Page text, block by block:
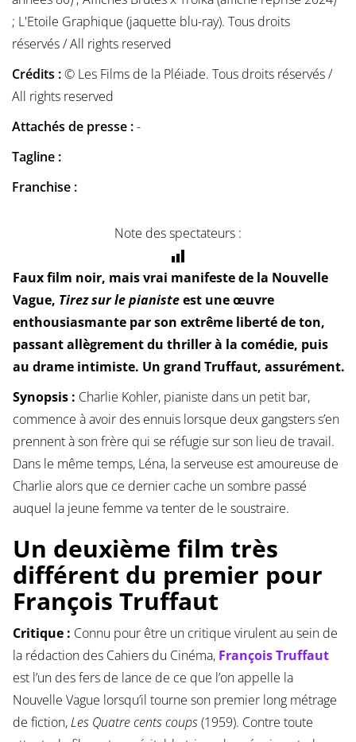
; L'Etoile Graphique (jaquette blu-ray). Tous droits
réservés / All rights reserved
Crédits :© Les Films de la Pléiade. Tous droits réservés /
All rights reserved
Attachés de presse :-
Tagline :
Franchise :
Note des spectateurs :
Faux film noir, mais vrai manifeste de la Nouvelle
Vague, Tirez sur le pianisteest une œuvre
enthousiasmante par son extrême liberté de ton,
passant allègrement du thriller à la comédie, puis
au drame intimiste. Un grand Truffaut, assurément.
Synopsis : Charlie Kohler, pianiste dans un petit bar,
commence à avoir des ennuis lorsque deux gangsters s’en
prennent à son frère qui se réfugie sur son lieu de travail.
Dans le même temps, Léna, la serveuse est amoureuse de
Charlie alors que ce dernier cache un sombre passé
auquel la jeune femme va tenter de le soustraire.
Un deuxième film très
différent du premier pour
François Truffaut
Critique : Connu pour être un critique virulent au sein de
la rédaction des Cahiers du Cinéma, François Truffaut
est l’un des fers de lance de ce que l’on appelle la
Nouvelle Vague lorsqu’il tourne son premier long métrage
de fiction,Les Quatre cents coups(1959). Contre toute